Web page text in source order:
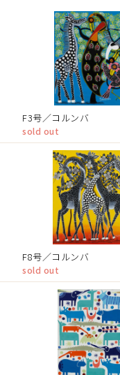
F3号／コルンバ
sold out
F8号／コルンバ
sold out